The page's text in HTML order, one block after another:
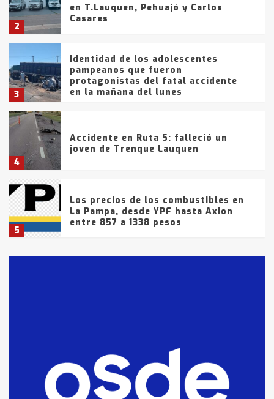
2
en T.Lauquen, Pehuajó y Carlos
Casares
3
Identidad de los adolescentes
pampeanos que fueron
protagonistas del fatal accidente
en la mañana del lunes
4
Accidente en Ruta 5: falleció un
joven de Trenque Lauquen
5
Los precios de los combustibles en
La Pampa, desde YPF hasta Axion
entre 857 a 1338 pesos
fueron detenidos por
comercialización de drogas en la
tarde del sábado